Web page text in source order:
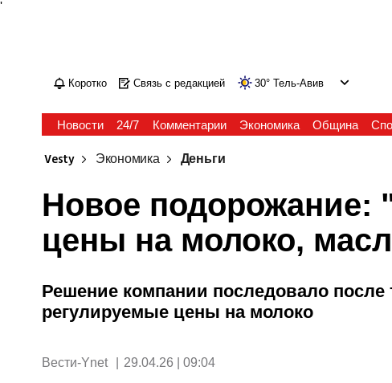
'
Коротко Связь с редакцией 30° Тель-Авив
Новости 24/7 Комментарии Экономика Община
Vesty Экономика Деньги
Новое подорожание:
цены на молоко,
Решение компании последовало после
регулируемые цены на молоко
Вести-Ynet 29.04.26 | 09:04